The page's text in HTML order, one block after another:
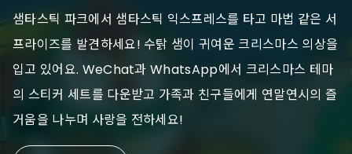
샘타스틱 파크에서 샘타스틱 익스프레스를 타고 마법 같은 서
프라이즈를 발견하세요! 수탉 샘이 귀여운 크리스마스 의상을
입고 있어요. WeChat과 WhatsApp에서 크리스마스 테마
의 스티커 세트를 다운받고 가족과 친구들에게 연말연시의 즐
거움을 나누며 사랑을 전하세요!